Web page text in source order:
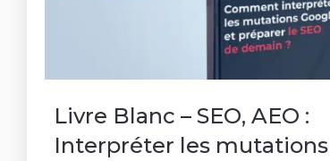
Livre Blanc – SEO, AEO :
Interpréter les